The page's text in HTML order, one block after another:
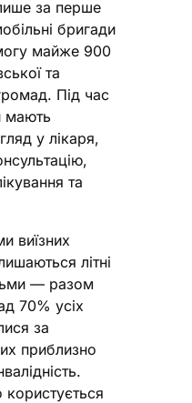
за перше
бригади
майже 900
та
Під час
мають
у лікаря,
та
виїзних
літні
— разом
70% усіх
за
приблизно